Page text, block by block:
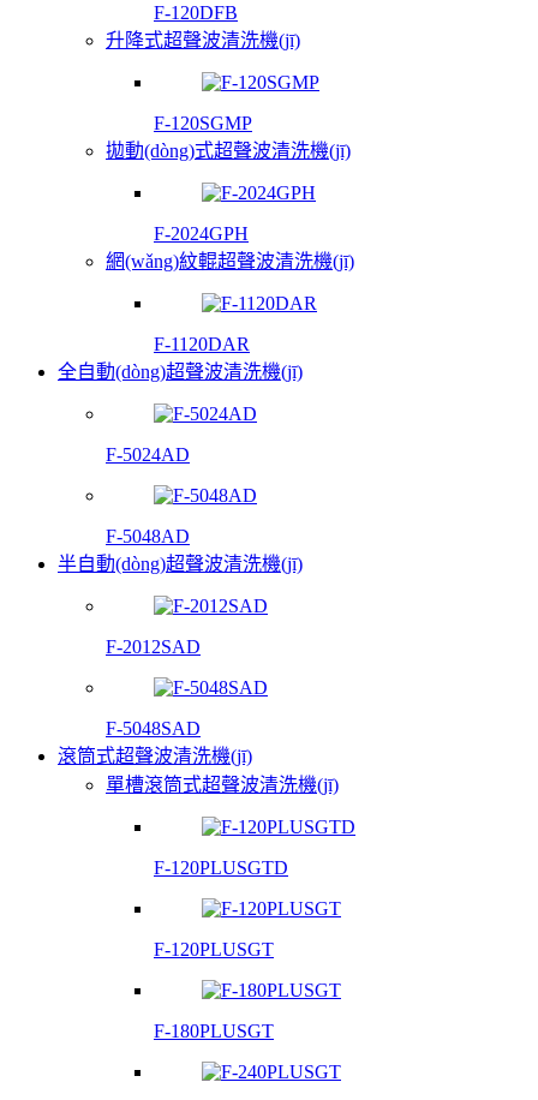
F-120DFB
升降式超聲波清洗機(jī)
F-120SGMP
拋動(dòng)式超聲波清洗機(jī)
F-2024GPH
網(wǎng)紋輥超聲波清洗機(jī)
F-1120DAR
全自動(dòng)超聲波清洗機(jī)
F-5024AD
F-5048AD
半自動(dòng)超聲波清洗機(jī)
F-2012SAD
F-5048SAD
滾筒式超聲波清洗機(jī)
單槽滾筒式超聲波清洗機(jī)
F-120PLUSGTD
F-120PLUSGT
F-180PLUSGT